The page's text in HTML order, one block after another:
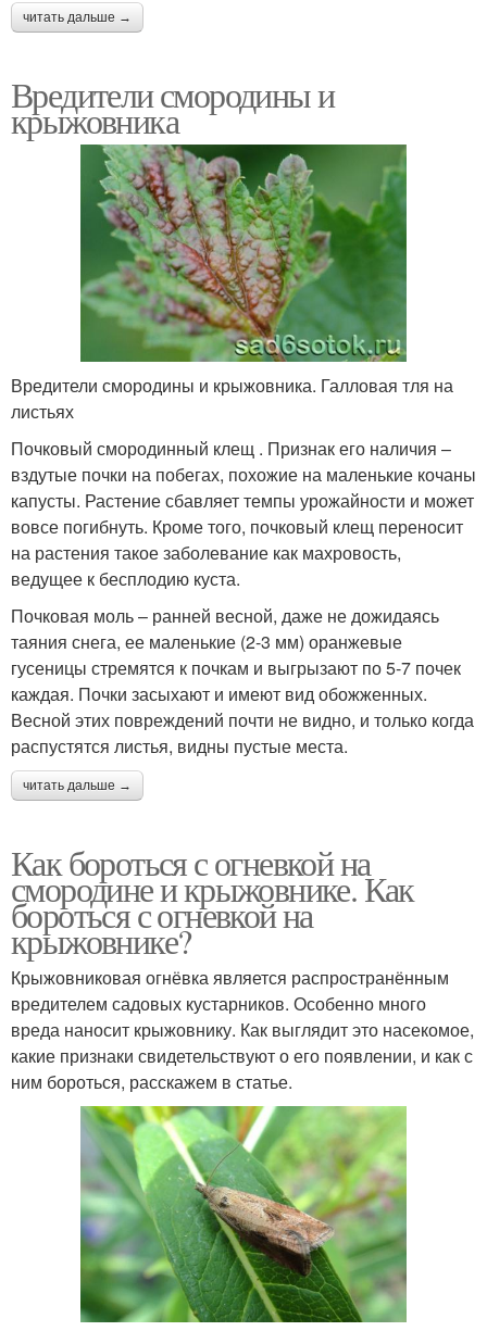
читать дальше →
Вредители смородины и
крыжовника
Вредители смородины и крыжовника. Галловая тля на
листьях
Почковый смородинный клещ . Признак его наличия –
вздутые почки на побегах, похожие на маленькие кочаны
капусты. Растение сбавляет темпы урожайности и может
вовсе погибнуть. Кроме того, почковый клещ переносит
на растения такое заболевание как махровость,
ведущее к бесплодию куста.
Почковая моль – ранней весной, даже не дожидаясь
таяния снега, ее маленькие (2-3 мм) оранжевые
гусеницы стремятся к почкам и выгрызают по 5-7 почек
каждая. Почки засыхают и имеют вид обожженных.
Весной этих повреждений почти не видно, и только когда
распустятся листья, видны пустые места.
читать дальше →
Как бороться с огневкой на
смородине и крыжовнике. Как
бороться с огневкой на
крыжовнике?
Крыжовниковая огнёвка является распространённым
вредителем садовых кустарников. Особенно много
вреда наносит крыжовнику. Как выглядит это насекомое,
какие признаки свидетельствуют о его появлении, и как с
ним бороться, расскажем в статье.